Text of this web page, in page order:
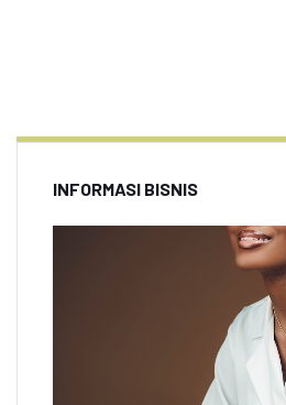
INFORMASI BISNIS